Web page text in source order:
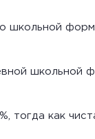
школьной
школьной
тогда как